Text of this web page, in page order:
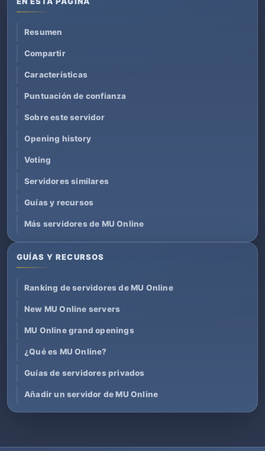
Resumen
Compartir
Características
Puntuación de confianza
Sobre este servidor
Opening history
Voting
Servidores similares
Guías y recursos
Más servidores de MU Online
GUÍAS Y RECURSOS
Ranking de servidores de MU Online
New MU Online servers
MU Online grand openings
¿Qué es MU Online?
Guías de servidores privados
Añadir un servidor de MU Online